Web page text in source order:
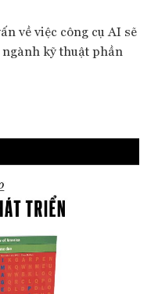
về việc công cụ AI sẽ
kỹ thuật phần